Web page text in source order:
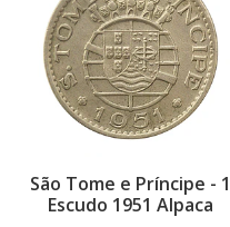
São Tome e Príncipe - 1
Escudo 1951 Alpaca